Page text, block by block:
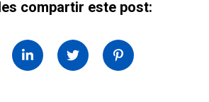
compartir este post: